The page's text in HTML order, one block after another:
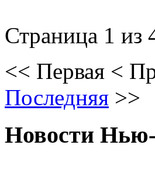
Страница 1 из
<< Первая <
Последняя >>
Новости